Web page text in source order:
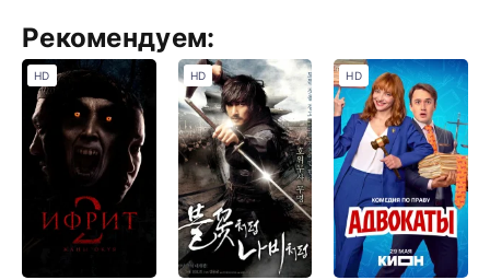
Рекомендуем:
HD HD HD